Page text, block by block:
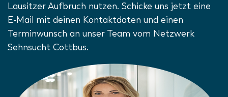
Lausitzer Aufbruch nutzen. Schicke uns jetzt eine
E-Mail mit deinen Kontaktdaten und einen
Terminwunsch an unser Team vom Netzwerk
Sehnsucht Cottbus.